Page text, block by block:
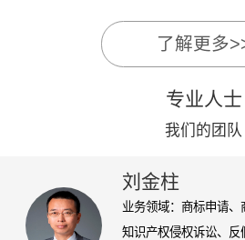
了解更多
专业人士
我们的团队
刘金柱
业务领域：商标申请、
知识产权侵权诉讼、